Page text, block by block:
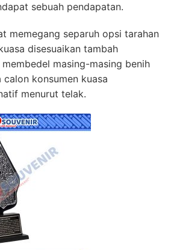
sebuah pendapatan.
memegang separuh opsi tarahan
disesuaikan tambah
masing-masing benih
konsumen kuasa
menurut telak.